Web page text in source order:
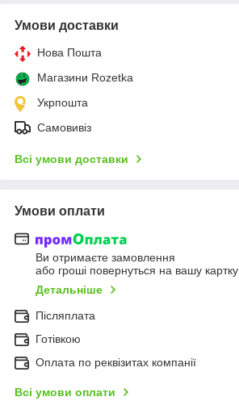
Умови доставки
Нова Пошта
Магазини Rozetka
Укрпошта
Самовивіз
Всі умови доставки
Умови оплати
Ви отримаєте замовлення
або гроші повернуться на вашу картку
Детальніше
Післяплата
Готівкою
Оплата по реквізитах компанії
Всі умови оплати